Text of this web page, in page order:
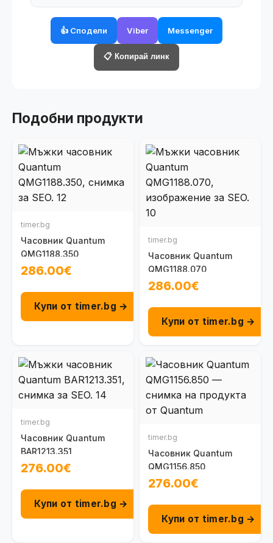
👍 Сподели Viber Messenger
📋 Копирай линк
Подобни продукти
timer.bg
Часовник Quantum
QMG1188.350
286.00€
Купи от timer.bg →
timer.bg
Часовник Quantum
QMG1188.070
286.00€
Купи от timer.bg →
timer.bg
Часовник Quantum
BAR1213.351
276.00€
Купи от timer.bg →
timer.bg
Часовник Quantum
QMG1156.850
276.00€
Купи от timer.bg →